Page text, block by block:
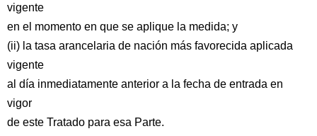
vigente
en el momento en que se aplique la medida; y
(ii) la tasa arancelaria de nación más favorecida aplicada
vigente
al día inmediatamente anterior a la fecha de entrada en
vigor
de este Tratado para esa Parte.